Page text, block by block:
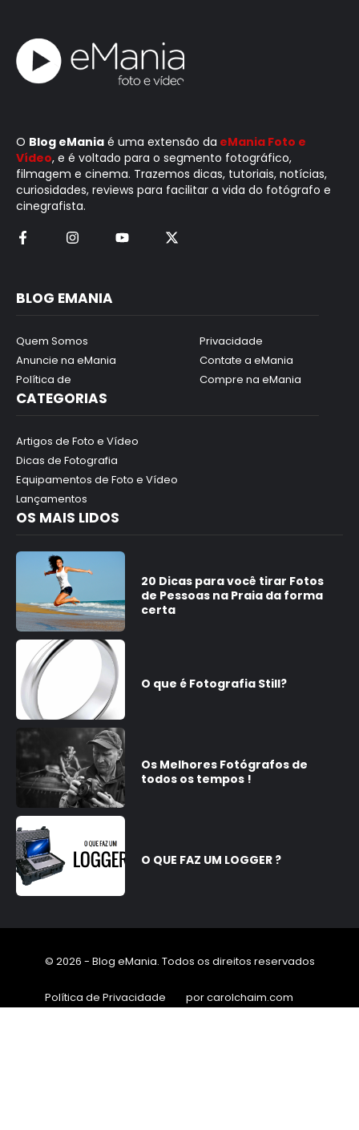
O Blog eMania é uma extensão da eMania Foto e
Vídeo, e é voltado para o segmento fotográfico,
filmagem e cinema. Trazemos dicas, tutoriais, notícias,
curiosidades, reviews para facilitar a vida do fotógrafo e
cinegrafista.
BLOG EMANIA
Quem Somos
Anuncie na eMania
Política de
Privacidade
Contate a eMania
Compre na eMania
CATEGORIAS
Artigos de Foto e Vídeo
Dicas de Fotografia
Equipamentos de Foto e Vídeo
Lançamentos
OS MAIS LIDOS
20 Dicas para você tirar Fotos
de Pessoas na Praia da forma
certa
O que é Fotografia Still?
Os Melhores Fotógrafos de
todos os tempos !
O QUE FAZ UM LOGGER ?
© 2026 - Blog eMania. Todos os direitos reservados
Política de Privacidade por carolchaim.com